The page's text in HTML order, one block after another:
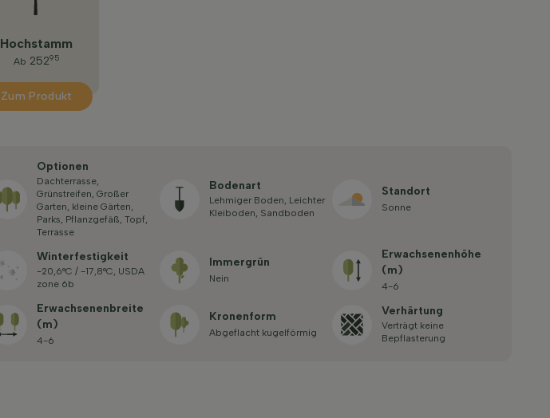
Hochstamm
Ab 25295
Zum Produkt
Optionen
Dachterrasse,
Grünstreifen, Großer
Garten, kleine Gärten,
Parks, Pflanzgefäß, Topf,
Terrasse
Bodenart
Lehmiger Boden, Leichter
Kleiboden, Sandboden
Standort
Sonne
Winterfestigkeit
-20,6°C / -17,8°C, USDA
zone 6b
Immergrün
Nein
Erwachsenenhöhe
(m)
4-6
Erwachsenenbreite
(m)
4-6
Kronenform
Abgeflacht kugelförmig
Verhärtung
Verträgt keine
Bepflasterung